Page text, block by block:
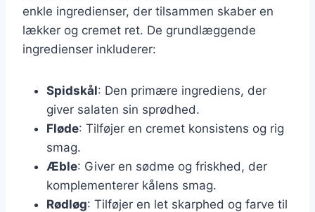
enkle ingredienser, der tilsammen skaber en
lækker og cremet ret. De grundlæggende
ingredienser inkluderer:
Spidskål: Den primære ingrediens, der
giver salaten sin sprødhed.
Fløde: Tilføjer en cremet konsistens og rig
smag.
Æble: Giver en sødme og friskhed, der
komplementerer kålens smag.
Rødløg: Tilføjer en let skarphed og farve til